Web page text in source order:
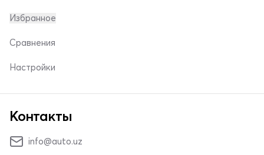
Избранное
Сравнения
Настройки
Контакты
info@auto.uz